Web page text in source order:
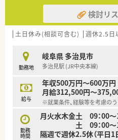
生終了時まで。
■年間休日は120日以上で様
■最新機器の導入やメディ
入し、調剤過誤防止に向けた
境です。
■家族やプライベートを大事
磨きたい方皆様にお勧めです。
検討リ
土日休み(相談可含む) 週休2.5日
勤務地
岐阜県 多治見市
多治見駅 (JR中央本線)
給与
年収500万円～600万円
月給312,500円～
※就業条件、経験等を考慮のう
勤務
時間
月火水木金土 09：00～
土 09：00～13：
隔週で週休2.5休（平日1